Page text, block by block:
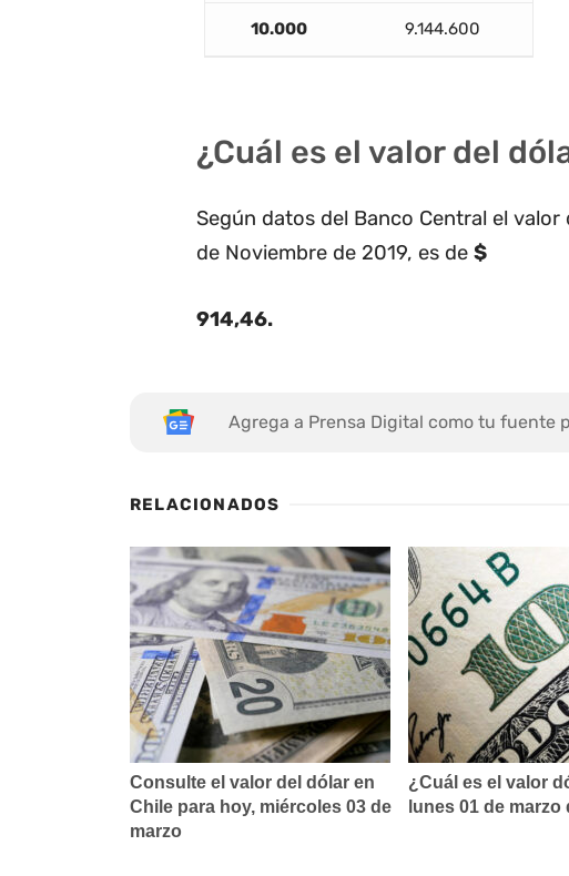
10.000 9.144.600
¿Cuál es el valor del
Según datos del Banco Central el
de Noviembre de 2019, es de $
914,46.
Agrega a Prensa Digital como tu fuente
RELACIONADOS
Consulte el valor del dólar en
Chile para hoy, miércoles 03 de
marzo
¿Cuál es el valor
lunes 01 de marzo